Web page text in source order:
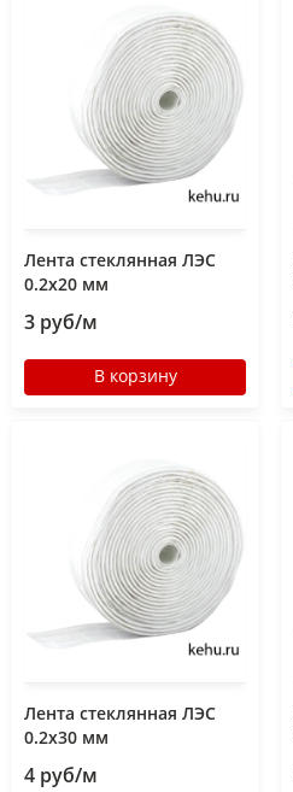
Лента стеклянная ЛЭС
0.2х20 мм
3 руб/м
В корзину
Лента стеклянная ЛЭС
0.2х30 мм
4 руб/м